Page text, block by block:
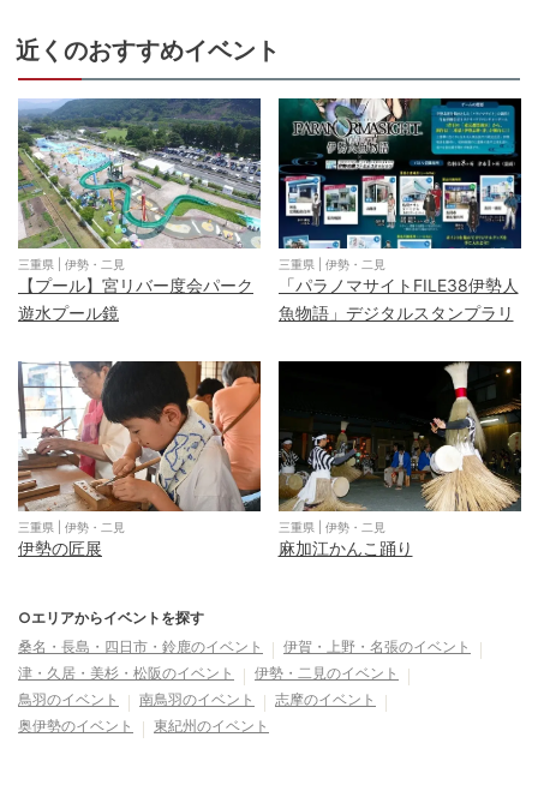
近くのおすすめイベント
三重県 伊勢・二見
【プール】宮リバー度会パーク
遊水プール鏡
三重県| 伊勢・二見
「パラノマサイトFILE38伊勢人
魚物語」デジタルスタンプラリ
三重県 伊勢・二見
伊勢の匠展
三重県| 伊勢・二見
麻加江かんこ踊り
○エリアからイベントを探す
桑名・長島・四日市・鈴鹿のイベント 伊賀・上野・名張のイベント
津・久居・美杉・松阪のイベント 伊勢・二見のイベント
鳥羽のイベント 南鳥羽のイベント 志摩のイベント
奥伊勢のイベント 東紀州 のイベント